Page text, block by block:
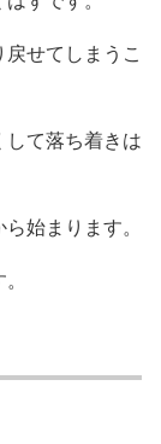
せてしまうこ
して落ち着きは
始まります。